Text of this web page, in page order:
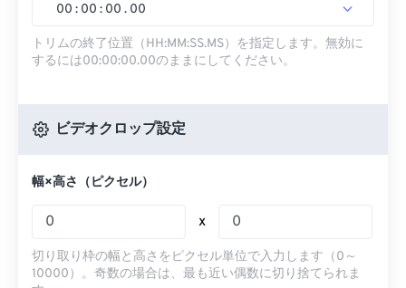
00 : 00 : 00 . 00
トリムの終了位置（HH:MM:SS.MS）を指定します。無効に
するには00:00:00.00のままにしてください。
ビデオクロップ設定
幅×高さ（ピクセル）
x
切り取り枠の幅と高さをピクセル単位で入力します（0～
10000）。奇数の場合は、最も近い偶数に切り捨てられま